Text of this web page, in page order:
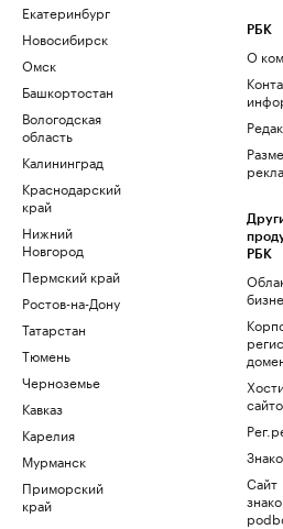
Екатеринбург
Новосибирск
Омск
Башкортостан
Вологодская
область
Калининград
Краснодарский
край
Нижний
Новгород
Пермский край
Ростов-на-Дону
Татарстан
Тюмень
Черноземье
Кавказ
Карелия
Мурманск
Приморский
край
РБК
О
РБК
Сайт